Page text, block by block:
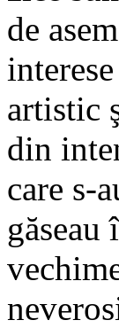
de
artistic
din
care s-